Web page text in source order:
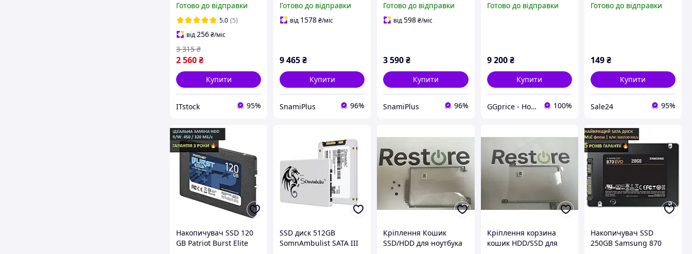
2.5" диск 256 ГБ SSD
для ноутбука та
комп'ютера
Готово до відправки
5.0 (5)
від256₴/міс
2 560₴
3 315 ₴
Купити
ITstock 95%
SATA 2.5" диск 2ТБ SSD
для ноутбука та ПК
Готово до відправки
від 1578₴/міс
9 465₴
Купити
SnamiPlus 96%
диск 512 ГБ SSD для
ноутбука та комп'ютера
Готово до відправки
від598₴/міс
3 590₴
Купити
SnamiPlus 96%
C/SSD/ ноутбук для
Готово до відправки
9 200 ₴
Купити
GGprice - Ноутбуки для ігр, навчання, розваг. З гарантією! 100%
591511722
Готово до відправки
149₴
Купити
Sale24 95%
Накопичувач SSD 120
GB Patriot Burst Elite
SSD диск 512GB
SomnAmbulist SATA III
Кріплення Кошик
SSD/HDD для ноутбука
Кріплення корзина
кошик HDD/SSD для
Накопичувач SSD
250GB Samsung 870